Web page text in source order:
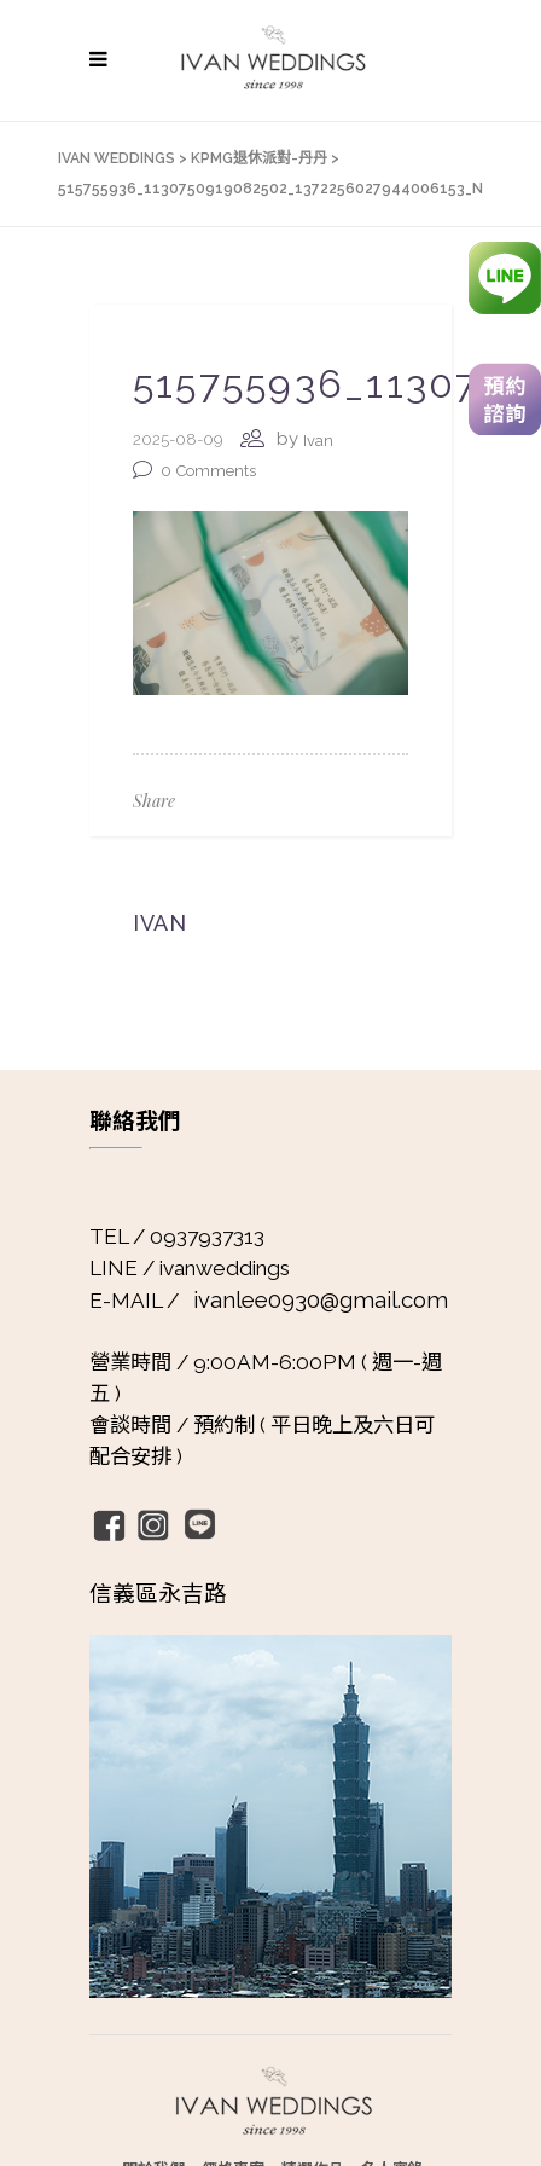
IVAN WEDDINGS > KPMG退休派對-丹丹 >
515755936_1130750919082502_1372256027944006153_N
2025-08-09 by Ivan
0 Comments
Share
IVAN
聯絡我們
TEL / 0937937313
LINE / ivanweddings
E-MAIL / ivanlee0930@gmail.com
營業時間 / 9:00AM-6:00PM ( 週一-週
五 )
會談時間 / 預約制 ( 平日晚上及六日可
配合安排 )
信義區永吉路